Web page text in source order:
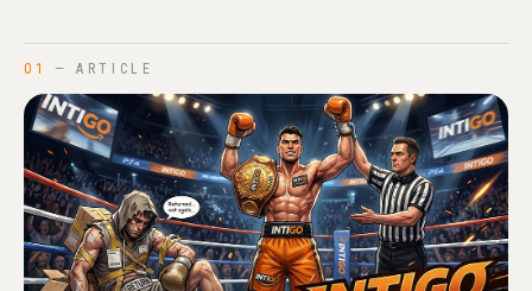
01 — ARTICLE